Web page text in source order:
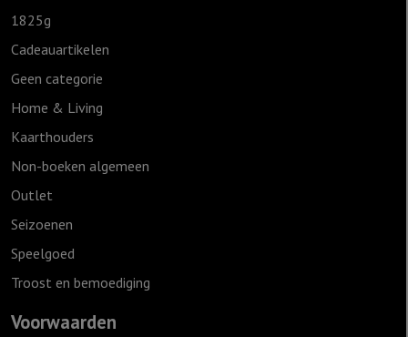
1825g
Cadeauartikelen
Geen categorie
Home & Living
Kaarthouders
Non-boeken algemeen
Outlet
Seizoenen
Speelgoed
Troost en bemoediging
Voorwaarden